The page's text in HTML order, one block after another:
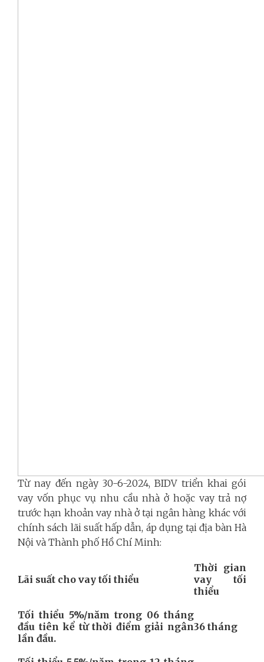
Từ nay đến ngày 30-6-2024, BIDV triển khai gói
vay vốn phục vụ nhu cầu nhà ở hoặc vay trả nợ
trước hạn khoản vay nhà ở tại ngân hàng khác với
chính sách lãi suất hấp dẫn, áp dụng tại địa bàn Hà
Nội và Thành phố Hồ Chí Minh:
Lãi suất cho vay tối thiểu
Thời gian
vay tối
thiểu
Tối thiểu 5%/năm trong 06 tháng
đầu tiên kể từ thời điểm giải ngân
lần đầu.
36 tháng